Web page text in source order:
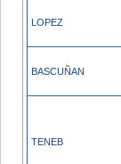
LOPEZ
BASCUÑAN
TENEB